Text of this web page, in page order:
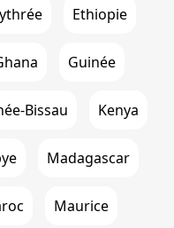
Ethiopie
Guinée
Bissau Kenya
Madagascar
Maurice